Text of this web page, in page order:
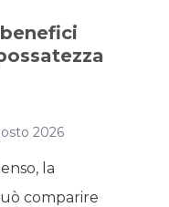
2026
la
comparire